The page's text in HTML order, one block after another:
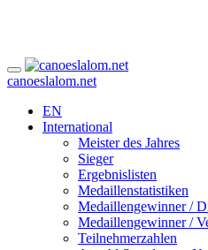
canoeslalom.net
EN
International
Meister des Jahres
Sieger
Ergebnislisten
Medaillenstatistiken
Medaillengewinner /
Medaillengewinner /
Teilnehmerzahlen